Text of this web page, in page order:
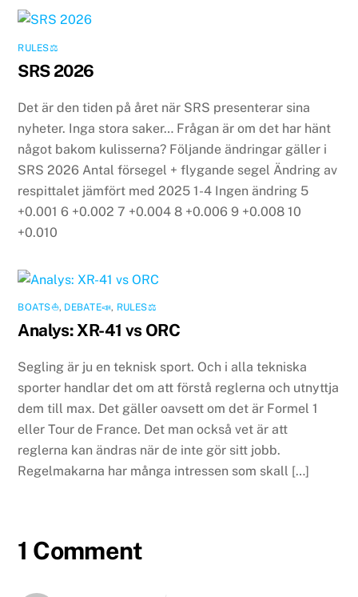
RULES⚖️
SRS 2026
Det är den tiden på året när SRS presenterar sina
nyheter. Inga stora saker… Frågan är om det har hänt
något bakom kulisserna? Följande ändringar gäller i
SRS 2026 Antal försegel + flygande segel Ändring av
respittalet jämfört med 2025 1-4 Ingen ändring 5
+0.001 6 +0.002 7 +0.004 8 +0.006 9 +0.008 10
+0.010
BOATS⛵️, DEBATE📣, RULES⚖️
Analys: XR-41 vs ORC
Segling är ju en teknisk sport. Och i alla tekniska
sporter handlar det om att förstå reglerna och utnyttja
dem till max. Det gäller oavsett om det är Formel 1
eller Tour de France. Det man också vet är att
reglerna kan ändras när de inte gör sitt jobb.
Regelmakarna har många intressen som skall […]
1 Comment